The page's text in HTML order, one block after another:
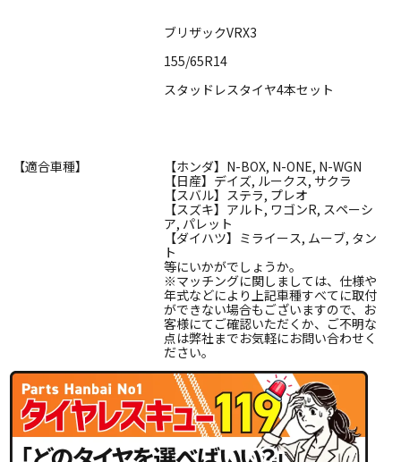
ブリザックVRX3
155/65R14
スタッドレスタイヤ4本セット
【適合車種】
【ホンダ】N-BOX, N-ONE, N-WGN
【日産】デイズ, ルークス, サクラ
【スバル】ステラ, プレオ
【スズキ】アルト, ワゴンR, スペーシ
ア, パレット
【ダイハツ】ミライース, ムーブ, タン
ト
等にいかがでしょうか。
※マッチングに関しましては、仕様や
年式などにより上記車種すべてに取付
ができない場合もございますので、お
客様にてご確認いただくか、ご不明な
点は弊社までお気軽にお問い合わせく
ださい。